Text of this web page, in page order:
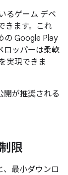
るゲーム デベ
きます。これ
の Google Play
ロッパーは柔軟
実現できま
開が推奨される
限
、最小ダウンロ